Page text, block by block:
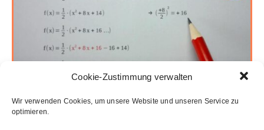
Cookie-Zustimmung verwalten
Wir verwenden Cookies, um unsere Website und unseren Service zu
optimieren.